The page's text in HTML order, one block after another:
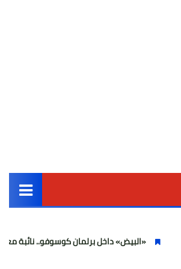
أخبار مصر
«البيض» داخل برلمان كوسوفو.. نائبة معارضة